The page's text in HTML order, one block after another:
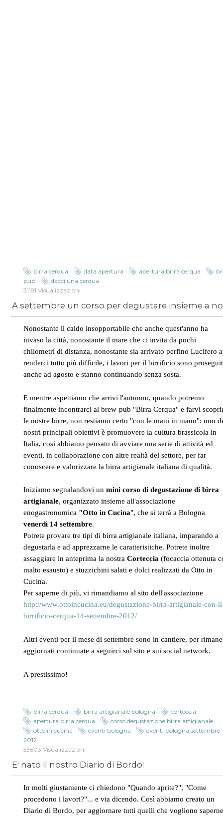
birra cerqua data apertura apertura birra cerqua
pub
dacci una cerqua
31191 Visualizzazioni
Nonostante il caldo insopportabile che anche quest'anno ha
invaso la città, nonostante il mare che ci invita da pochi
chilometri di distanza, nonostante sia arrivato perfino Lucifero a
renderci tutto più difficile, i lavori per il birrificio sono
anche ad agosto e stanno continuando senza sosta.
E mentre aspettiamo che arrivi l'autunno, quando potremo
finalmente incontrarci al brew-pub "Birra Cerqua" e farvi
le nostre birre, non restiamo certo "con le mani in mano": uno
nostri principali obiettivi è promuovere la cultura brassicola in
Italia, così abbiamo pensato di avviare una serie di attività ed
eventi, in collaborazione con altre realtà del settore, per far
conoscere e valorizzare la birra artigianale italiana di qualità.
Iniziamo segnalandovi un mini corso di degustazione di birra
artigianale, organizzato insieme all'associazione
enogastronomica "Otto in Cucina", che si terrà a Bologna
venerdì 14 settembre.
Potrete provare tre tipi di birra artigianale italiana, imparando a
degustarla e ad apprezzarne le caratteristiche. Potrete inoltre
assaggiare in anteprima la nostraCorteccia (focaccia ottenuta
malto esausto) e stuzzichini salati e dolci realizzati da Otto in
Cucina.
Per saperne di più, vi rimandiamo al sito dell'associazione
http://www.ottoincucina.eu/degustazione-birra-artigianale-con-
birrificio-cerqua-14-settembre-2012/
Altri eventi per il mese di settembre sono in cantiere, per
aggiornati continuate a seguirci sul sito e sui social network.
A prestissimo!
birra cerqua birra artigianale bologna
corteccia
apertura birra cerqua
corso degustazione birra artigianale
otto in cucina
eventi bologna
eventi bologna settembre
2012
53603 Visualizzazioni
E' nato il nostro Diario di Bordo!
In molti giustamente ci chiedono "Quando aprite?", "Come
procedono i lavori?"... e via dicendo. Così abbiamo creato un
Diario di Bordo, per aggiornare tutti quelli che vogliono